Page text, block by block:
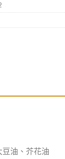
油、芥花油